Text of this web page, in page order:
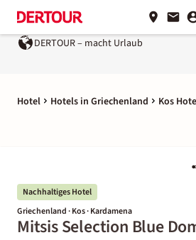
– macht Urlaub Ein Unternehmen der
Hotel Hotels in Griechenland Kos
Nachhaltiges Hotel
Griechenland · Kos · Kardamena
Mitsis Selection Blue